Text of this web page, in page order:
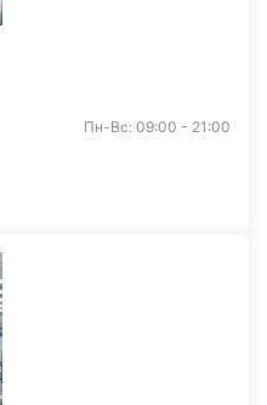
Пн-Вс: 09:00 - 21:00